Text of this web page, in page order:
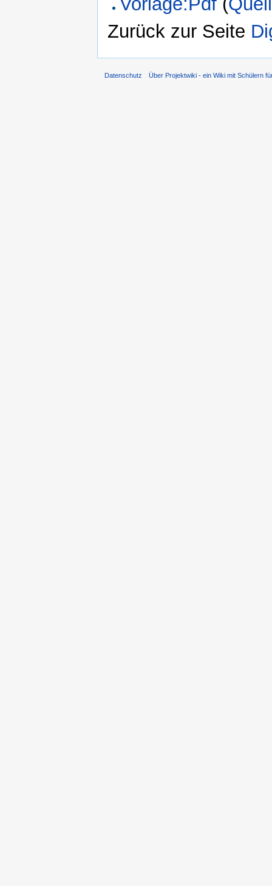
Zurück zur Seite
Datenschutz Über Projektwiki - ein Wiki mit Schülern